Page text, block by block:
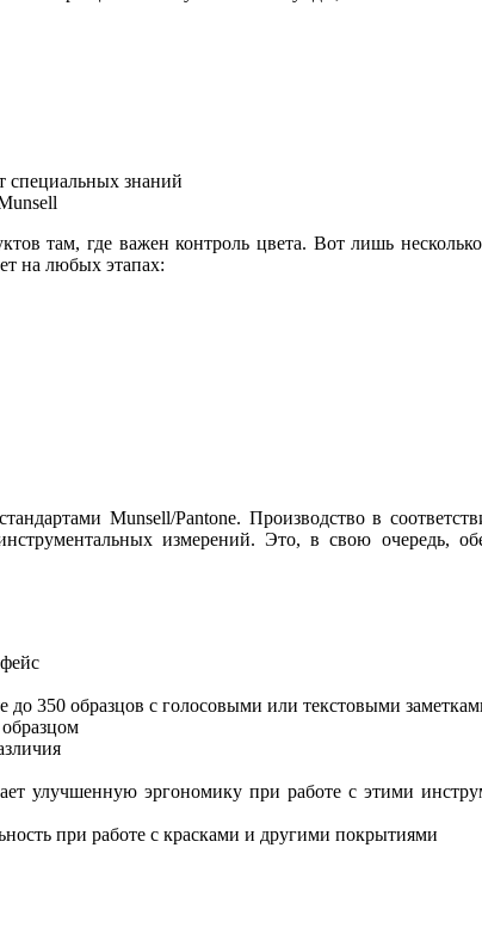
специальных знаний
там, где важен контроль цвета. Вот лишь
на любых этапах:
Munsell/Pantone. Производство в
измерений. Это, в свою очередь,
350 образцов с голосовыми или текстовыми
улучшенную эргономику при работе с этими
при работе с красками и другими покрытиями